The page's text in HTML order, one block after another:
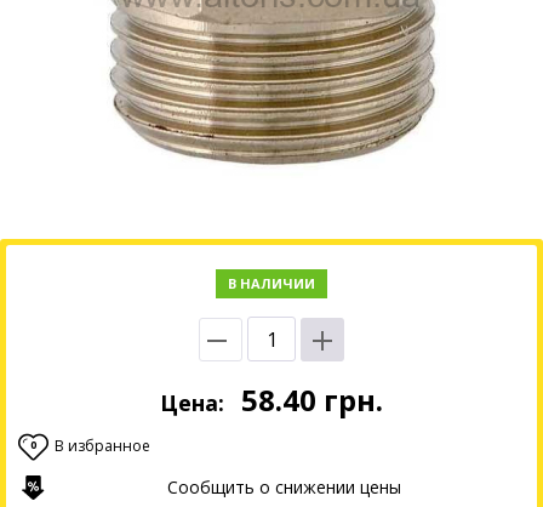
В НАЛИЧИИ
Цена: 58.40 грн.
0 В избранное
Сообщить о снижении цены